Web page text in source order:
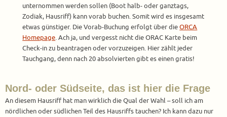
unternommen werden sollen (Boot halb- oder ganztags,
Zodiak, Hausriff) kann vorab buchen. Somit wird es insgesamt
etwas günstiger. Die Vorab-Buchung erfolgt über dieORCA
Homepage. Ach ja, und vergesst nicht die ORAC Karte beim
Check-in zu beantragen oder vorzuzeigen. Hier zählt jeder
Tauchgang, denn nach 20 absolvierten gibt es einen gratis!
Nord- oder Südseite, das ist hier die Frage
An diesem Hausriff hat man wirklich die Qual der Wahl – soll ich am
nördlichen oder südlichen Teil des Hausriffs tauchen? Ich kann dazu nur